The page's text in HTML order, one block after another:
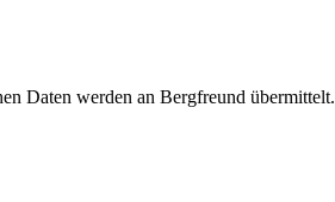
Daten werden an Bergfreund übermittelt.